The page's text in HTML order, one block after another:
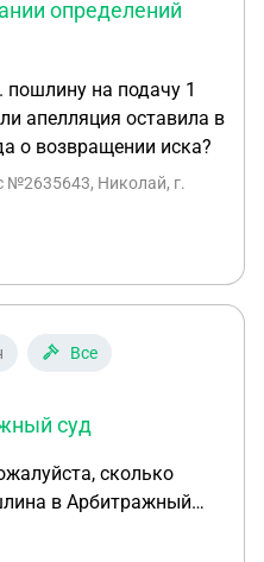
определений
пошлину на подачу 1
апелляция оставила в
о возвращении иска?
№2635643, Николай, г.
Все
суд
сколько
в Арбитражный